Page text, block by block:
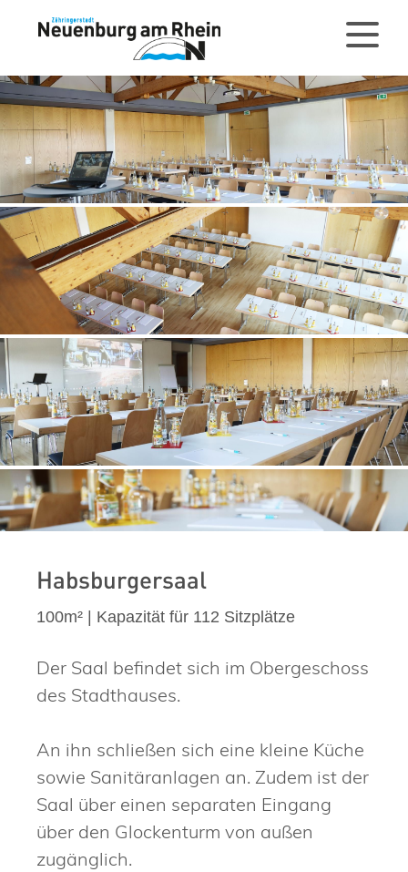
Habsburgersaal
100m² | Kapazität für 112 Sitzplätze
Der Saal befindet sich im Obergeschoss
des Stadthauses.
An ihn schließen sich eine kleine Küche
sowie Sanitäranlagen an. Zudem ist der
Saal über einen separaten Eingang
über den Glockenturm von außen
zugänglich.